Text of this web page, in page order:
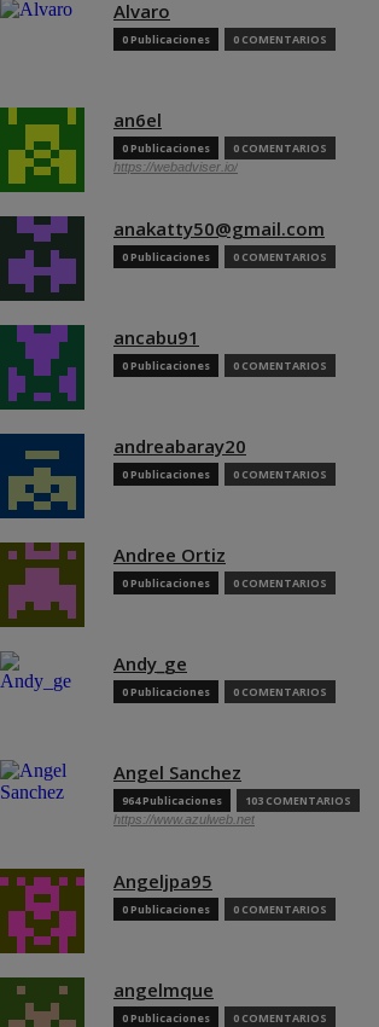
Alvaro
0 Publicaciones 0 COMENTARIOS
an6el
0 Publicaciones 0 COMENTARIOS
https://webadviser.io/
anakatty50@gmail.com
0 Publicaciones 0 COMENTARIOS
ancabu91
0 Publicaciones 0 COMENTARIOS
andreabaray20
0 Publicaciones 0 COMENTARIOS
Andree Ortiz
0 Publicaciones 0 COMENTARIOS
Andy_ge
0 Publicaciones 0 COMENTARIOS
Angel Sanchez
964 Publicaciones 103 COMENTARIOS
https://www.azulweb.net
Angeljpa95
0 Publicaciones 0 COMENTARIOS
angelmque
0 Publicaciones 0 COMENTARIOS